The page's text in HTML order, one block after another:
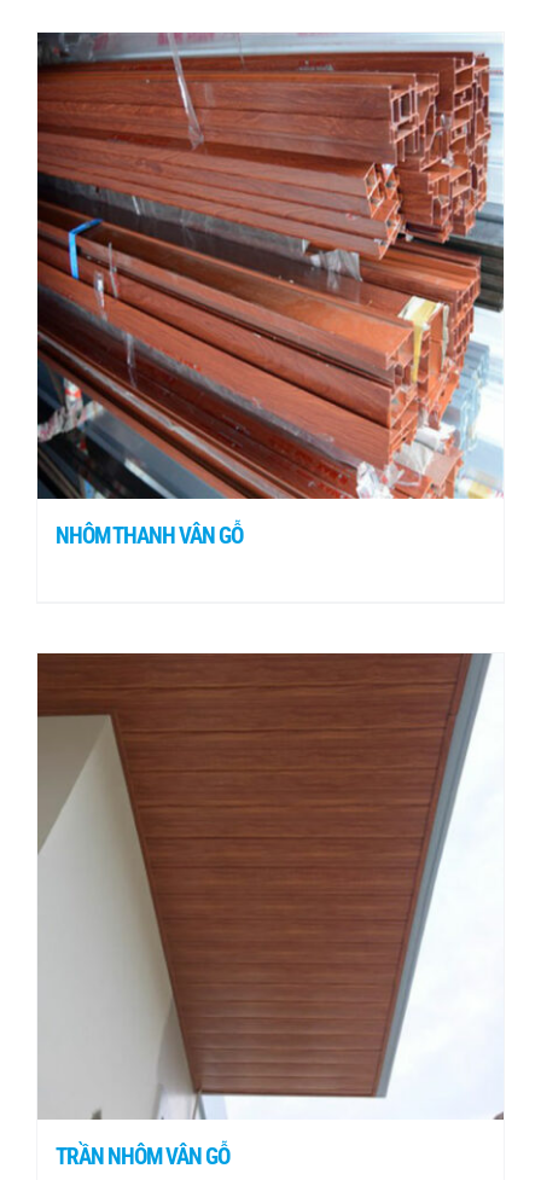
NHÔM THANH VÂN GỖ
TRẦN NHÔM VÂN GỖ